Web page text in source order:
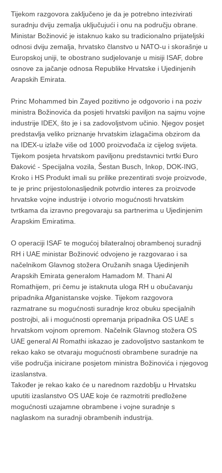
Tijekom razgovora zaključeno je da je potrebno intezivirati
suradnju dviju zemalja uključujući i onu na području obrane.
Ministar Božinović je istaknuo kako su tradicionalno prijateljski
odnosi dviju zemalja, hrvatsko članstvo u NATO-u i skorašnje u
Europskoj uniji, te obostrano sudjelovanje u misiji ISAF, dobre
osnove za jačanje odnosa Republike Hrvatske i Ujedinjenih
Arapskih Emirata.
Princ Mohammed bin Zayed pozitivno je odgovorio i na poziv
ministra Božinovića da posjeti hrvatski paviljon na sajmu vojne
industrije IDEX, što je i sa zadovoljstvom učinio. Njegov posjet
predstavlja veliko priznanje hrvatskim izlagačima obzirom da
na IDEX-u izlaže više od 1000 proizvođača iz cijelog svijeta.
Tijekom posjeta hrvatskom paviljonu predstavnici tvrtki Đuro
Đaković - Specijalna vozila, Šestan Busch, Inkop, DOK-ING,
Kroko i HS Produkt imali su prilike prezentirati svoje proizvode,
te je princ prijestolonasljednik potvrdio interes za proizvode
hrvatske vojne industrije i otvorio mogućnosti hrvatskim
tvrtkama da izravno pregovaraju sa partnerima u Ujedinjenim
Arapskim Emiratima.
O operaciji ISAF te mogućoj bilateralnoj obrambenoj suradnji
RH i UAE ministar Božinović odvojeno je razgovarao i sa
načelnikom Glavnog stožera Oružanih snaga Ujedinjenih
Arapskih Emirata generalom Hamadom M. Thani Al
Romathijem, pri čemu je istaknuta uloga RH u obučavanju
pripadnika Afganistanske vojske. Tijekom razgovora
razmatrane su mogućnosti suradnje kroz obuku specijalnih
postrojbi, ali i mogućnosti opremanja pripadnika OS UAE s
hrvatskom vojnom opremom. Načelnik Glavnog stožera OS
UAE general Al Romathi iskazao je zadovoljstvo sastankom te
rekao kako se otvaraju mogućnosti obrambene suradnje na
više područja inicirane posjetom ministra Božinovića i njegovog
izaslanstva.
Također je rekao kako će u narednom razdoblju u Hrvatsku
uputiti izaslanstvo OS UAE koje će razmotriti predložene
mogućnosti uzajamne obrambene i vojne suradnje s
naglaskom na suradnji obrambenih industrija.